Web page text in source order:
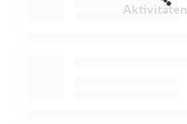
Aktivitäten